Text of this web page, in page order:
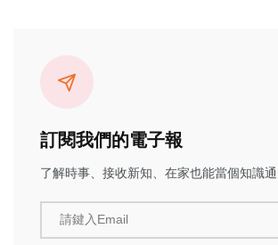
訂閱我們的電子報
了解時事、接收新知、在家也能當個知識通
請鍵入Email